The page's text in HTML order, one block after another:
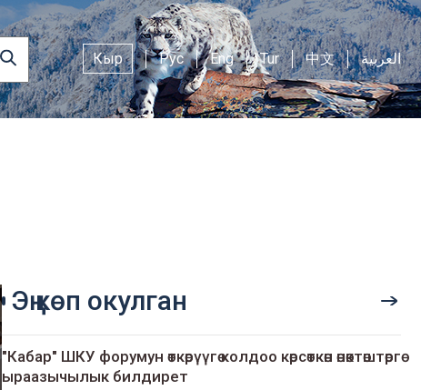
Кыр Рус Eng Tur 中文 العربية
Эң көп окулган
"Кабар" ШКУ форумун өткөрүүгө колдоо көрсөткөн өнөктөштөргө
ыраазычылык билдирет